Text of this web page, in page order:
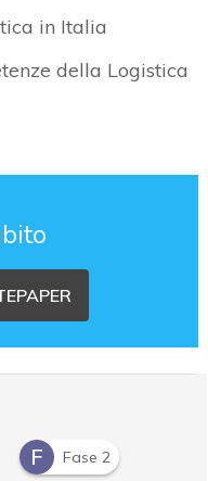
in Italia
della Logistica
F Fase 2